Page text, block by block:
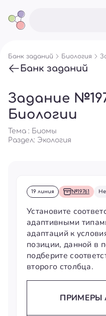
Банк заданий Биология
Банк заданий
Задание
Биологии
Тема : Биомы
Раздел: Экология
19 линия №19761
Установите
адаптивными
адаптаций к
позиции, данной в
подберите
второго столбца.
ПРИМЕРЫ